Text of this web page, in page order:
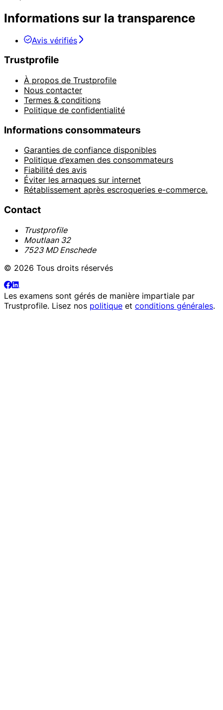
Informations sur la transparence
Avis vérifiés
Trustprofile
À propos de Trustprofile
Nous contacter
Termes & conditions
Politique de confidentialité
Informations consommateurs
Garanties de confiance disponibles
Politique d’examen des consommateurs
Fiabilité des avis
Éviter les arnaques sur internet
Rétablissement après escroqueries e-commerce.
Contact
Trustprofile
Moutlaan 32
7523 MD Enschede
© 2026 Tous droits réservés
Les examens sont gérés de manière impartiale par
Trustprofile. Lisez nos politique et conditions générales.